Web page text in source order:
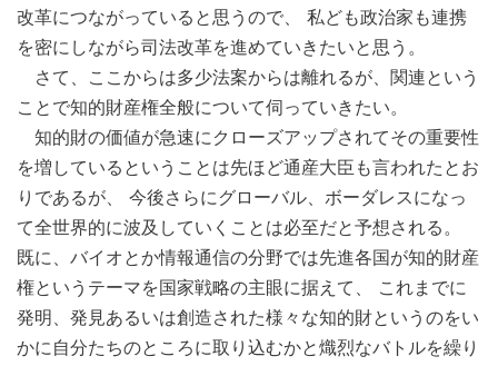
改革につながっていると思うので、 私ども政治家も連携
を密にしながら司法改革を進めていきたいと思う。
さて、ここからは多少法案からは離れるが、関連という
ことで知的財産権全般について伺っていきたい。
知的財の価値が急速にクローズアップされてその重要性
を増しているということは先ほど通産大臣も言われたとお
りであるが、 今後さらにグローバル、ボーダレスになっ
て全世界的に波及していくことは必至だと予想される。
既に、バイオとか情報通信の分野では先進各国が知的財産
権というテーマを国家戦略の主眼に据えて、 これまでに
発明、発見あるいは創造された様々な知的財というのをい
かに自分たちのところに取り込むかと熾烈なバトルを繰り